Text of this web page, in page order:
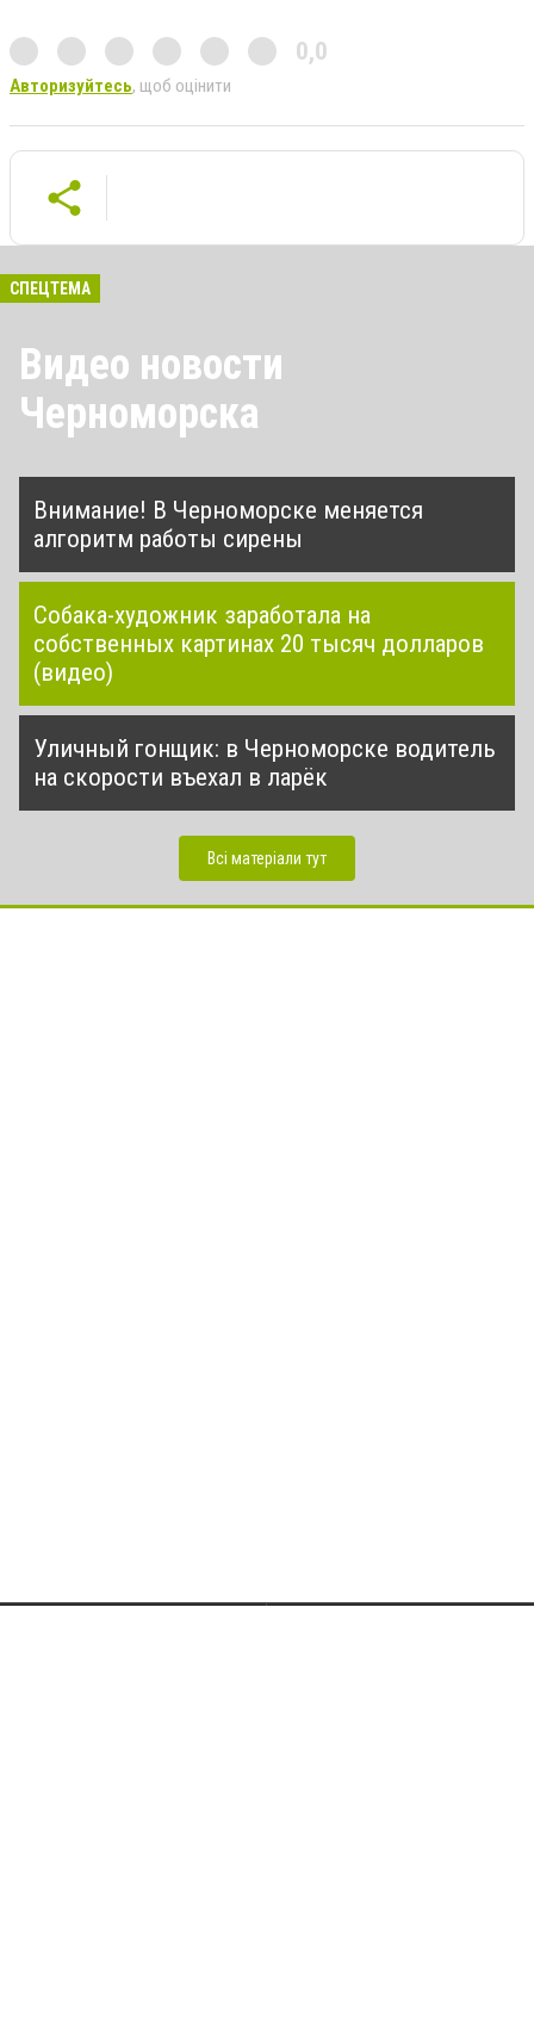
0,0
Авторизуйтесь, щоб оцінити
СПЕЦТЕМА
Видео новости
Черноморска
Внимание! В Черноморске меняется
алгоритм работы сирены
Собака-художник заработала на
собственных картинах 20 тысяч долларов
(видео)
Уличный гонщик: в Черноморске водитель
на скорости въехал в ларёк
Всі матеріали тут